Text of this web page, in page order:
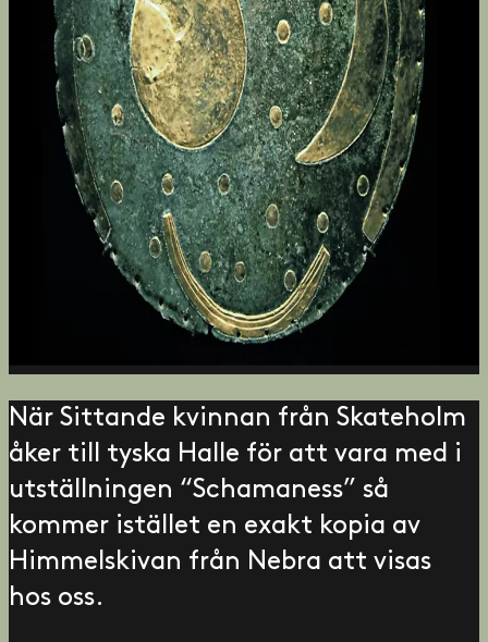
När Sittande kvinnan från Skateholm
åker till tyska Halle för att vara med i
utställningen “Schamaness” så
kommer istället en exakt kopia av
Himmelskivan från Nebra att visas
hos oss.